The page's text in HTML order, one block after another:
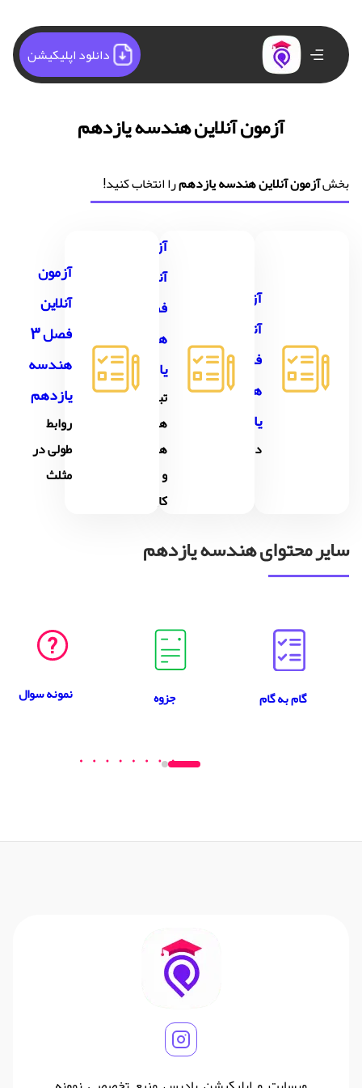
دانلود اپلیکیشن
آزمون آنلاین هندسه یازدهم
بخشآزمون آنلاین هندسه یازدهمرا انتخاب کنید!
آزمون
آنلاین
فصل 1
هندسه
یازدهم
دایره
آزمون
آنلاین
هندسه
یازدهم
تبدیل
های
هندسی
و
کاربردها
آزمون
آنلاین
فصل 3
هندسه
یازدهم
روابط
طولی در
مثلث
سایر محتوای هندسه یازدهم
گام به گام جزوه نمونه سوال